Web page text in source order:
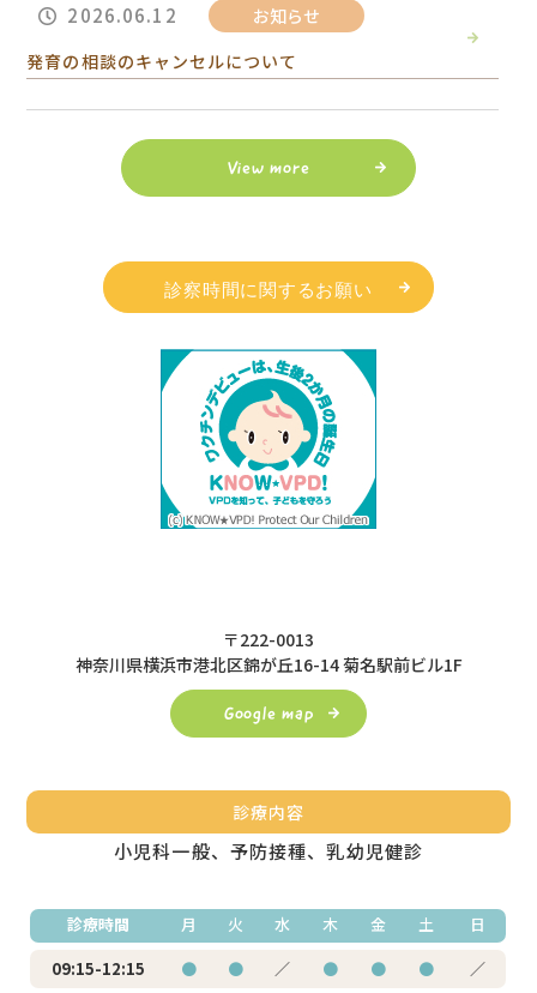
2026.06.12
お知らせ
発育の相談のキャンセルについて
View more
診察時間に関するお願い
〒222-0013
神奈川県横浜市港北区錦が丘16-14 菊名駅前ビル1F
Google map
診療内容
小児科一般、予防接種、乳幼児健診
診療時間 月 火 水 木 金 土
日
09:15-12:15
● ● ／ ● ● ●
／